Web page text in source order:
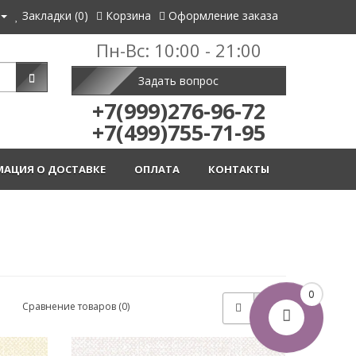
0
Закладки (0) Корзина Оформление заказа
Пн-Вс: 10:00 - 21:00
Задать вопрос
+7(999)276-96-72
+7(499)755-71-95
КОНТАКТЫ
ОПЛАТА
О ДОСТАВКЕ
Сравнение товаров (0)